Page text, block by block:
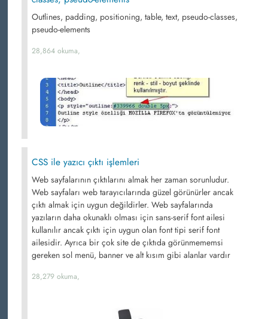
Outlines, padding, positioning, table, text, pseudo-classes,
pseudo-elements
28,864 okuma,
CSS ile yazıcı çıktı işlemleri
Web sayfalarının çıktılarını almak her zaman sorunludur.
Web sayfaları web tarayıcılarında güzel görünürler ancak
çıktı almak için uygun değildirler. Web sayfalarında
yazıların daha okunaklı olması için sans-serif font ailesi
kullanılır ancak çıktı için uygun olan font tipi serif font
ailesidir. Ayrıca bir çok site de çıktıda görünmememsi
gereken sol menü, banner ve alt kısım gibi alanlar vardır
28,279 okuma,